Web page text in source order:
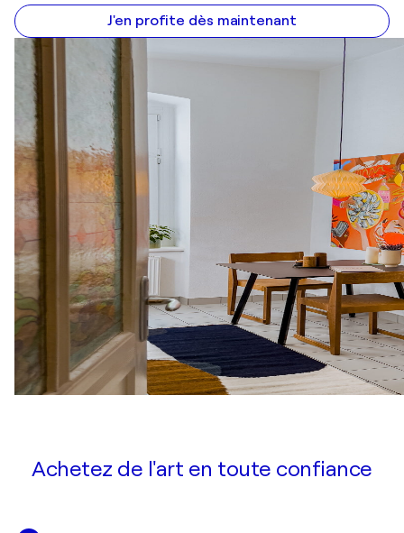
J'en profite dès maintenant
Achetez de l'art en toute confiance